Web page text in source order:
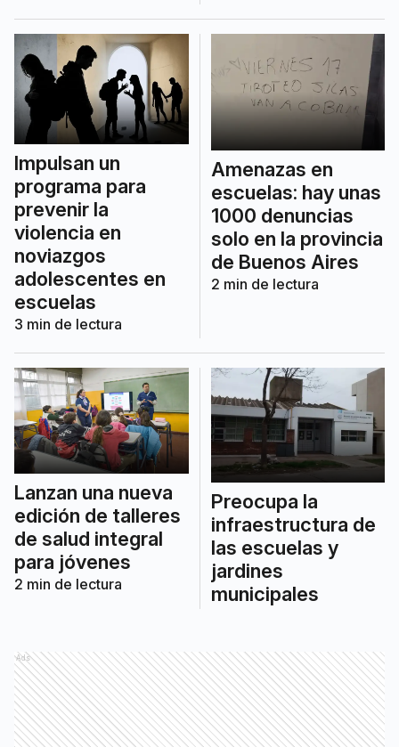
Impulsan un
programa para
prevenir la
violencia en
noviazgos
adolescentes en
escuelas
3 min de lectura
Amenazas en
escuelas: hay unas
1000 denuncias
solo en la provincia
de Buenos Aires
2 min de lectura
Lanzan una nueva
edición de talleres
de salud integral
para jóvenes
2 min de lectura
Preocupa la
infraestructura de
las escuelas y
jardines
municipales
Ads